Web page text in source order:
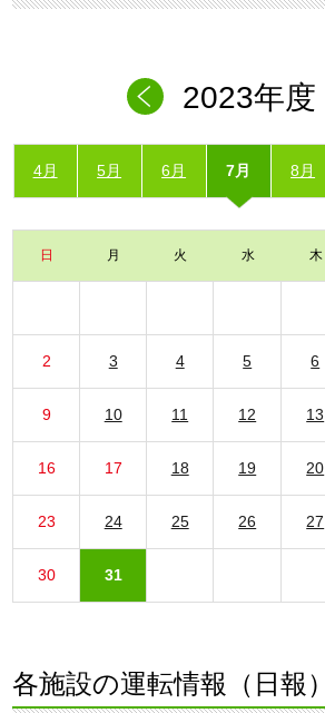
2023年度
4月 5月 6月 7月 8月
日 月 火 水 木
2 3 4 5 6
9 10 11 12 13
16 17 18 19 20
23 24 25 26 27
30 31
各施設の運転情報（日報）